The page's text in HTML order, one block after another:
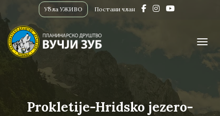
Убла УЖИВО Постани члан
Prokletije-Hridsko jezero-